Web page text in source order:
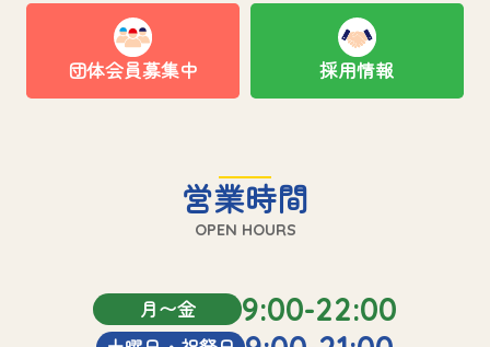
団体会員募集中 採用情報
営業時間
OPEN HOURS
月〜金 9:00-22:00